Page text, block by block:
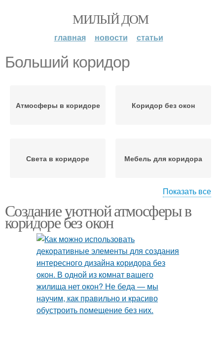
МИЛЫЙ ДОМ
главная новости статьи
Больший коридор
Атмосферы в коридоре Коридор без окон
Света в коридоре Мебель для коридора
коридоре
Атмосфера в коридоре
Показать все
Создание уютной атмосферы в
коридоре без окон